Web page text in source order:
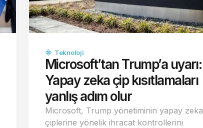
Teknoloji
Microsoft’tan Trump’a uyarı:
Yapay zeka çip kısıtlamaları
yanlış adım olur
Microsoft, Trump yönetiminin yapay zeka
çiplerine yönelik ihracat kontrollerini